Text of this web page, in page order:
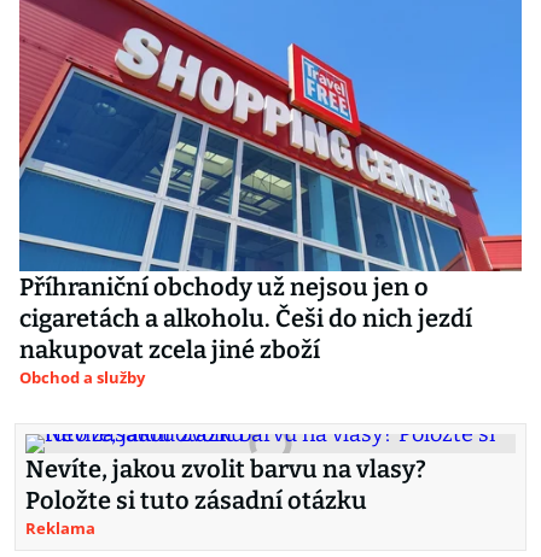
Příhraniční obchody už nejsou jen o
cigaretách a alkoholu. Češi do nich jezdí
nakupovat zcela jiné zboží
Obchod a služby
Nevíte, jakou zvolit barvu na vlasy?
Položte si tuto zásadní otázku
Reklama